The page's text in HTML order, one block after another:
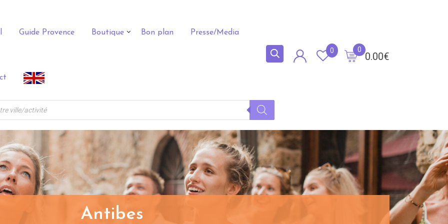
Guide Provence Boutique Bon plan Presse/Media
0.00€
0
0
Antibes